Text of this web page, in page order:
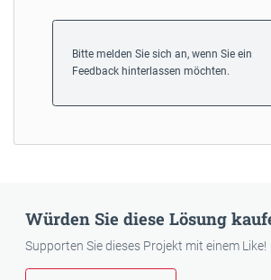
Bitte melden Sie sich an, wenn Sie ein
Feedback hinterlassen möchten.
Würden Sie diese Lösung
Supporten Sie dieses Projekt mit einem Like!